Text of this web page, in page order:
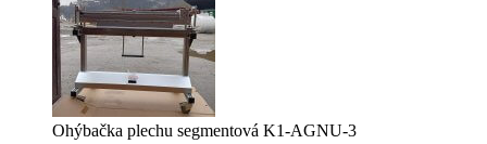
Ohýbačka plechu segmentová K1-AGNU-3